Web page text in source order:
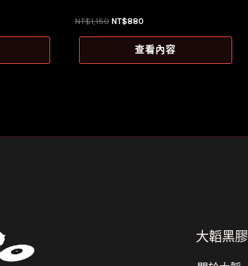
NT$1,150 原
NT$1,150。
NT$880目
價
格：
NT$880。
查看內容
大韜黑膠